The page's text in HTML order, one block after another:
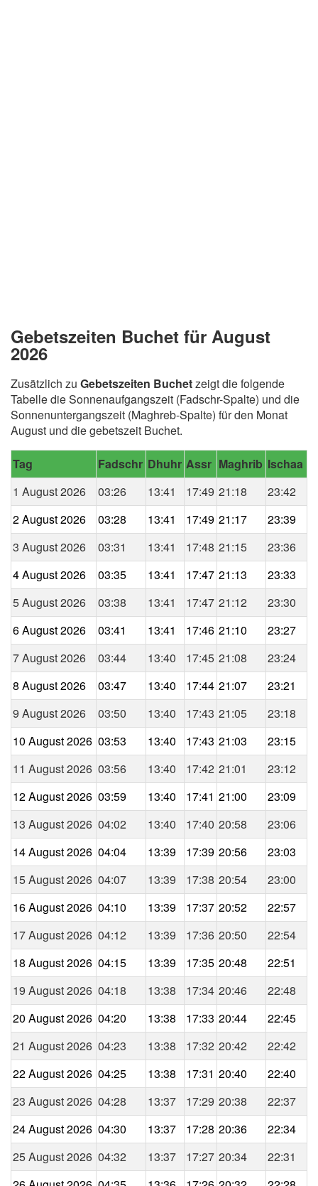
Gebetszeiten Buchet für August
2026
Zusätzlich zu Gebetszeiten Buchetzeigt die folgende
Tabelle die Sonnenaufgangszeit (Fadschr-Spalte) und die
Sonnenuntergangszeit (Maghreb-Spalte) für den Monat
August und die gebetszeit Buchet.
Tag Fadschr Dhuhr Assr Maghrib Ischaa
1 August 2026
03:26 13:41 17:49 21:18
23:42
2 August 2026
03:28 13:41 17:49 21:17
23:39
3 August 2026
03:31 13:41 17:48 21:15
23:36
4 August 2026
03:35 13:41 17:47 21:13
23:33
5 August 2026
03:38 13:41 17:47 21:12
23:30
6 August 2026
03:41 13:41 17:46 21:10
23:27
7 August 2026
03:44 13:40 17:45 21:08
23:24
8 August 2026
03:47 13:40 17:44 21:07
23:21
9 August 2026
03:50 13:40 17:43 21:05
23:18
10 August 2026 03:53 13:40 17:43 21:03
23:15
11 August 2026 03:56 13:40 17:42 21:01
23:12
12 August 2026 03:59 13:40 17:41 21:00
23:09
13 August 2026 04:02 13:40 17:40 20:58
23:06
14 August 2026 04:04 13:39 17:39 20:56
23:03
15 August 2026 04:07 13:39 17:38 20:54
23:00
16 August 2026 04:10 13:39 17:37 20:52
22:57
17 August 2026 04:12 13:39 17:36 20:50
22:54
18 August 2026 04:15 13:39 17:35 20:48
22:51
19 August 2026 04:18 13:38 17:34 20:46
22:48
20 August 2026 04:20 13:38 17:33 20:44
22:45
21 August 2026 04:23 13:38 17:32 20:42
22:42
22 August 2026 04:25 13:38 17:31 20:40
22:40
23 August 2026 04:28 13:37 17:29 20:38
22:37
24 August 2026 04:30 13:37 17:28 20:36
22:34
25 August 2026 04:32 13:37 17:27 20:34
22:31